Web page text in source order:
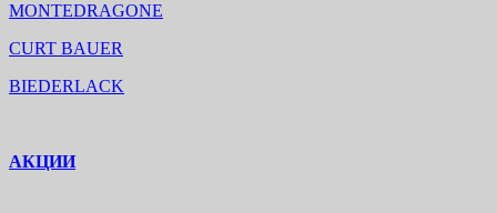
MONTEDRAGONE
CURT BAUER
BIEDERLACK
АКЦИИ